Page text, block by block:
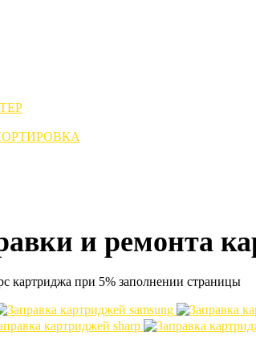
и ремонта
картриджа при 5% заполнении страницы